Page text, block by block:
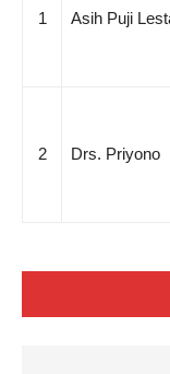
1 Asih Puji
2 Drs. Priyono